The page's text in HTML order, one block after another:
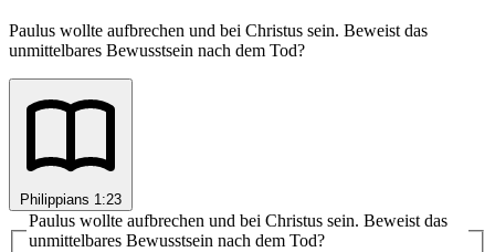
Paulus wollte aufbrechen und bei Christus sein. Beweist das
unmittelbares Bewusstsein nach dem Tod?
Philippians 1:23
Paulus wollte aufbrechen und bei Christus sein. Beweist das
unmittelbares Bewusstsein nach dem Tod?